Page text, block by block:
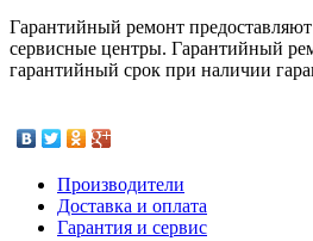
Гарантийный ремонт
сервисные центры. Гарантийный
гарантийный срок при наличии
Производители
Доставка и оплата
Гарантия и сервис